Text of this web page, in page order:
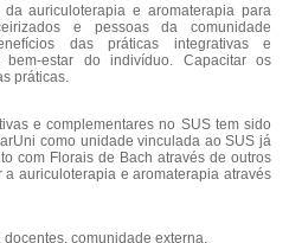
auriculoterapia e aromaterapia para
e pessoas da comunidade
das práticas integrativas e
estar do indivíduo. Capacitar os
práticas.
e complementares no SUS tem sido
como unidade vinculada ao SUS já
com Florais de Bach através de outros
auriculoterapia e aromaterapia através
comunidade externa.